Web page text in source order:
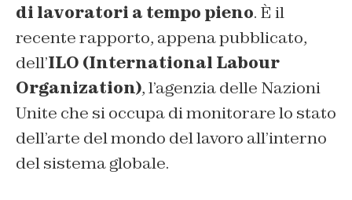
di lavoratori a tempo pieno. È il
recente rapporto, appena pubblicato,
dell’ILO (International Labour
Organization), l’agenzia delle Nazioni
Unite che si occupa di monitorare lo stato
dell’arte del mondo del lavoro all’interno
del sistema globale.